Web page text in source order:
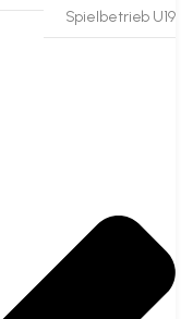
Spielbetrieb U19